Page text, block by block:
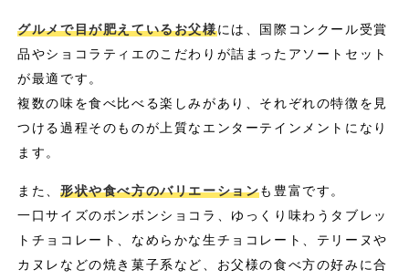
グルメで目が肥えているお父様には、国際コンクール受賞
品やショコラティエのこだわりが詰まったアソートセット
が最適です。
複数の味を食べ比べる楽しみがあり、それぞれの特徴を見
つける過程そのものが上質なエンターテインメントになり
ます。
また、 形状や食べ方のバリエーションも豊富です。
一口サイズのボンボンショコラ、ゆっくり味わうタブレッ
トチョコレート、なめらかな生チョコレート、テリーヌや
カヌレなどの焼き菓子系など、お父様の食べ方の好みに合